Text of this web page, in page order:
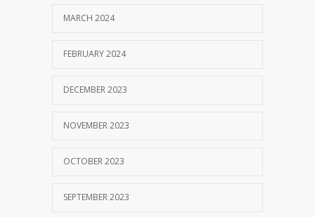
MARCH 2024
FEBRUARY 2024
DECEMBER 2023
NOVEMBER 2023
OCTOBER 2023
SEPTEMBER 2023